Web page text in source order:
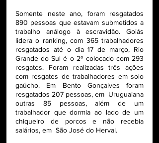
Somente neste ano, foram resgatados
890 pessoas que estavam submetidos a
trabalho análogo à escravidão. Goiás
lidera o ranking, com 365 trabalhadores
resgatados até o dia 17 de março, Rio
Grande do Sul é o 2º colocado com 293
resgates. Foram realizadas três ações
com resgates de trabalhadores em solo
gaúcho. Em Bento Gonçalves foram
resgatados 207 pessoas, em  Uruguaiana
outras 85 pessoas, além de um
trabalhador que dormia ao lado de um
chiqueiro de porcos e não recebia
salários, em São José do Herval.